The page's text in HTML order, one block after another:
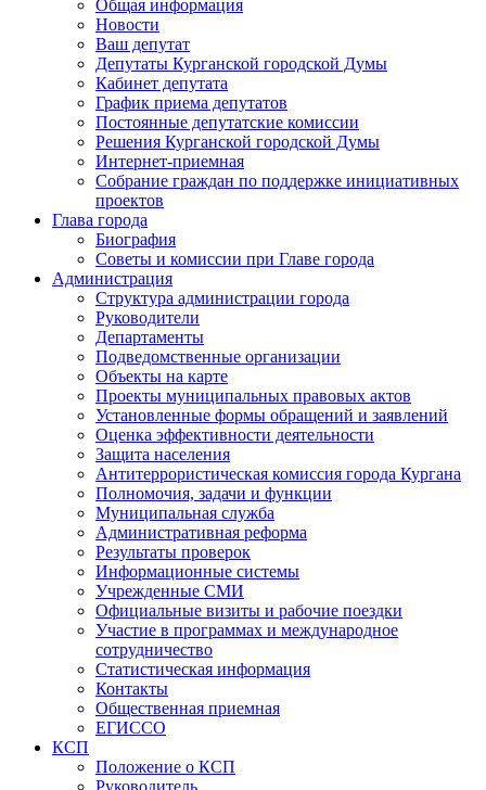
Общая информация
Новости
Ваш депутат
Депутаты Курганской городской Думы
Кабинет депутата
График приема депутатов
Постоянные депутатские комиссии
Решения Курганской городской Думы
Интернет-приемная
Собрание граждан по поддержке инициативных
проектов
Глава города
Биография
Советы и комиссии при Главе города
Администрация
Структура администрации города
Руководители
Департаменты
Подведомственные организации
Объекты на карте
Проекты муниципальных правовых актов
Установленные формы обращений и заявлений
Оценка эффективности деятельности
Защита населения
Антитеррористическая комиссия города Кургана
Полномочия, задачи и функции
Муниципальная служба
Административная реформа
Результаты проверок
Информационные системы
Учрежденные СМИ
Официальные визиты и рабочие поездки
Участие в программах и международное
сотрудничество
Статистическая информация
Контакты
Общественная приемная
ЕГИССО
КСП
Положение о КСП
Руководитель